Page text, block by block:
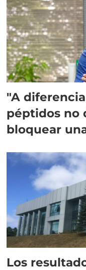
"A
péptidos no
bloquear
Los